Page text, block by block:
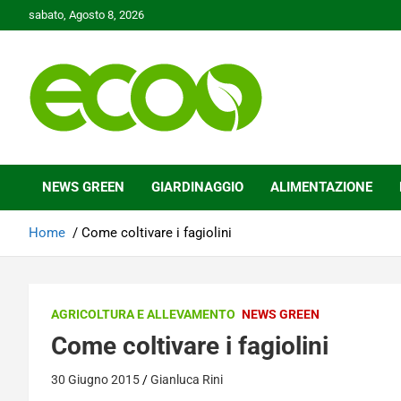
to
sabato, Agosto 8, 2026
Ecoo.it
NEWS GREEN GIARDINAGGIO ALIMENTAZIONE
Home Come coltivare i fagiolini
AGRICOLTURA E ALLEVAMENTO NEWS GREEN
Come coltivare i fagiolini
30 Giugno 2015 Gianluca Rini